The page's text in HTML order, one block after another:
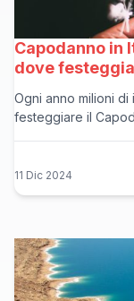
Capodanno in
dove
Ogni anno milioni
festeggiare il
11 Dic 2024